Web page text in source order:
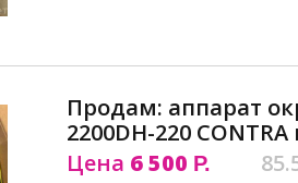
Продам: аппарат
2200DH-220
Цена 6 500 Р.